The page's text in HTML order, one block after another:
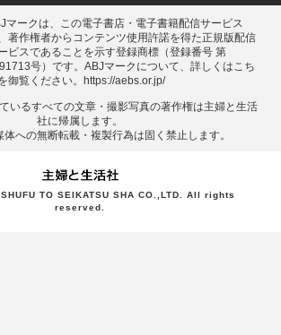
マークは、この電子書店・電子書籍配信サービス
著作権者からコンテンツ使用許諾を得た正規版配信
ビスであることを示す登録商標（登録番号 第
号）です。ABJマークについて、詳しくはこち
御覧ください。
https://aebs.or.jp/
いるすべての⽂章・撮影写真の著作権は主婦と⽣活
社に帰属します。
への無断転載・複製⾏為は固く禁⽌します。
TO SEIKATSU SHA CO.,LTD. All rights
reserved.